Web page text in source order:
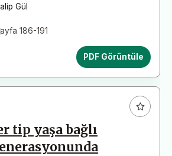
Gül
186-191
PDF Görüntüle
tip yaşa bağlı